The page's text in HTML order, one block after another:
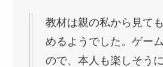
教材は親の私から見て
めるようでした。ゲー
ので、本人も楽しそう